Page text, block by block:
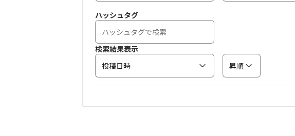
ハッシュタグ
検索結果表示
投稿日時
昇順